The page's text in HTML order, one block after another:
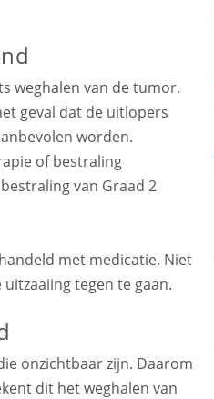
weghalen van de tumor.
geval dat de uitlopers
worden.
of bestraling
van Graad 2
met medicatie. Niet
tegen te gaan.
onzichtbaar zijn. Daarom
dit het weghalen van